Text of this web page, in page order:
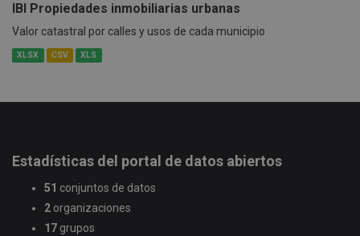
IBI Propiedades inmobiliarias urbanas
Valor catastral por calles y usos de cada municipio
XLSX CSV XLS
Estadísticas del portal de datos abiertos
51 conjuntos de datos
2 organizaciones
17 grupos